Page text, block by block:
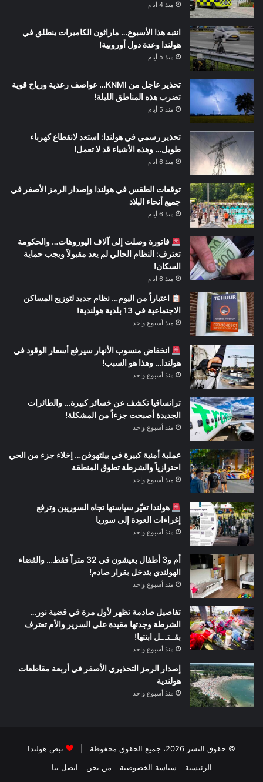
منذ 4 أيام
انتبه هذا الأسبوع… ماراثون الكاميرات ينطلق في
هولندا وعدة دول أوروبية!
منذ 5 أيام
تحذير عاجل من KNMI… عواصف رعدية ورياح قوية
تضرب هذه المناطق الليلة!
منذ 5 أيام
تحذير رسمي في هولندا: استعد لانقطاع كهرباء
طويل… وهذه الأشياء قد لا تعمل!
منذ 6 أيام
توقعات الطقس في هولندا وإصدار الرمز الأصفر في
جميع أنحاء البلاد
منذ 6 أيام
فاتورة وصلت إلى آلاف اليوروهات… والحكومة
تعترف: النظام الحالي لم يعد مقبولاً ويجب حماية
السكان!
منذ 6 أيام
اعتباراً من اليوم… نظام جديد لتوزيع المساكن
الاجتماعية في 13 بلدية هولندية!
منذ أسبوع واحد
انخفاض منسوب الأنهار سيرفع أسعار الوقود في
هولندا… وهذا هو السبب!
منذ أسبوع واحد
ترانسافيا تكشف عن خسائر كبيرة… والطائرات
الجديدة أصبحت جزءاً من المشكلة!
منذ أسبوع واحد
عملية أمنية كبيرة في بيلتهوفن… إخلاء جزء من الحي
احترازياً والشرطة تطوق المنطقة
منذ أسبوع واحد
هولندا تغيّر سياستها تجاه السوريين وترفع
إغراءات العودة إلى سوريا
منذ أسبوع واحد
أم و3 أطفال يعيشون في 32 متراً فقط… والقضاء
الهولندي يتدخل بقرار صادم!
منذ أسبوع واحد
تفاصيل صادمة تظهر لأول مرة في قضية نور…
الشرطة وجدتها مقيدة على السرير والأم تعترف
بقــتـ.ـل ابنتها!
منذ أسبوع واحد
إصدار الرمز التحذيري الأصفر في أربعة مقاطعات
هولندية
منذ أسبوع واحد
© حقوق النشر 2026، جميع الحقوق محفوظة |
نبض هولندا
الرئيسية
سياسة الخصوصية من نحن اتصل بنا